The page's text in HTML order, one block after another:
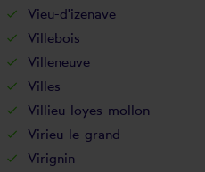
Vieu-d'izenave
Villebois
Villeneuve
Villes
Villieu-loyes-mollon
Virieu-le-grand
Virignin